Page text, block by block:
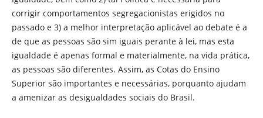
corrigir comportamentos segregacionistas erigidos no
passado e 3) a melhor interpretação aplicável ao debate é a
de que as pessoas são sim iguais perante à lei, mas esta
igualdade é apenas formal e materialmente, na vida prática,
as pessoas são diferentes. Assim, as Cotas do Ensino
Superior são importantes e necessárias, porquanto ajudam
a amenizar as desigualdades sociais do Brasil.